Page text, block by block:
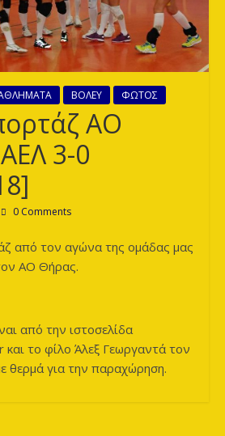
ΒΟΛΕΥ ΦΩΤΟΣ
ΑΟ
3-0
0 Comments
από τον αγώνα της ομάδας μας
ΑΟ Θήρας.
από την ιστοσελίδα
το φίλο Άλεξ Γεωργαντά τον
θερμά για την παραχώρηση.